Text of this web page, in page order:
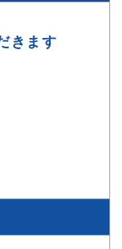
きます